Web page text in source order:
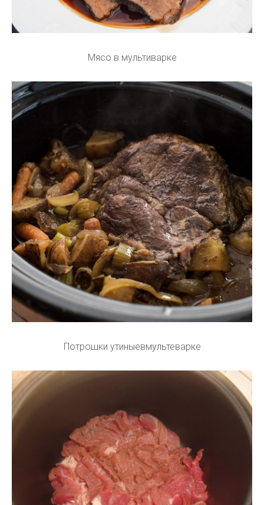
Мясо в мультиварке
Потрошки утиныевмультеварке